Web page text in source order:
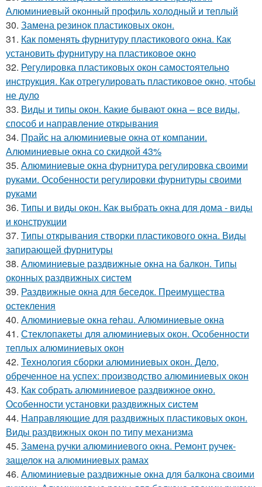
Алюминиевый оконный профиль холодный и теплый
30. Замена резинок пластиковых окон.
31. Как поменять фурнитуру пластикового окна. Как
установить фурнитуру на пластиковое окно
32. Регулировка пластиковых окон самостоятельно
инструкция. Как отрегулировать пластиковое окно, чтобы
не дуло
33. Виды и типы окон. Какие бывают окна – все виды,
способ и направление открывания
34. Прайс на алюминиевые окна от компании.
Алюминиевые окна со скидкой 43%
35. Алюминиевые окна фурнитура регулировка своими
руками. Особенности регулировки фурнитуры своими
руками
36. Типы и виды окон. Как выбрать окна для дома - виды
и конструкции
37. Типы открывания створки пластикового окна. Виды
запирающей фурнитуры
38. Алюминиевые раздвижные окна на балкон. Типы
оконных раздвижных систем
39. Раздвижные окна для беседок. Преимущества
остекления
40. Алюминиевые окна rehau. Алюминиевые окна
41. Стеклопакеты для алюминиевых окон. Особенности
теплых алюминиевых окон
42. Технология сборки алюминиевых окон. Дело,
обреченное на успех: производство алюминиевых окон
43. Как собрать алюминиевое раздвижное окно.
Особенности установки раздвижных систем
44. Направляющие для раздвижных пластиковых окон.
Виды раздвижных окон по типу механизма
45. Замена ручки алюминиевого окна. Ремонт ручек-
защелок на алюминиевых рамах
46. Алюминиевые раздвижные окна для балкона своими